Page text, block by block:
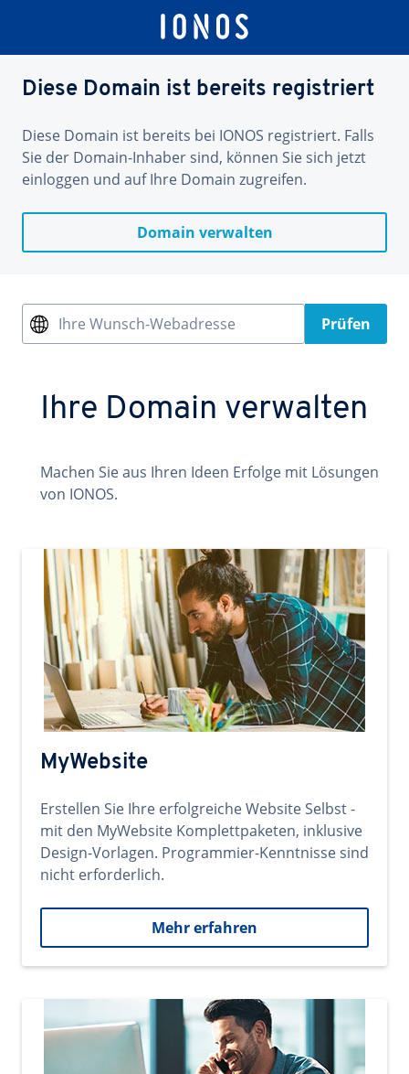
Diese Domain ist bereits registriert
Diese Domain ist bereits bei IONOS registriert. Falls
Sie der Domain-Inhaber sind, können Sie sich jetzt
einloggen und auf Ihre Domain zugreifen.
Domain verwalten
Ihre Wunsch-Webadresse Prüfen
Ihre Domain verwalten
Machen Sie aus Ihren Ideen Erfolge mit Lösungen
von IONOS.
MyWebsite
Erstellen Sie Ihre erfolgreiche Website Selbst -
mit den MyWebsite Komplettpaketen, inklusive
Design-Vorlagen. Programmier-Kenntnisse sind
nicht erforderlich.
Mehr erfahren